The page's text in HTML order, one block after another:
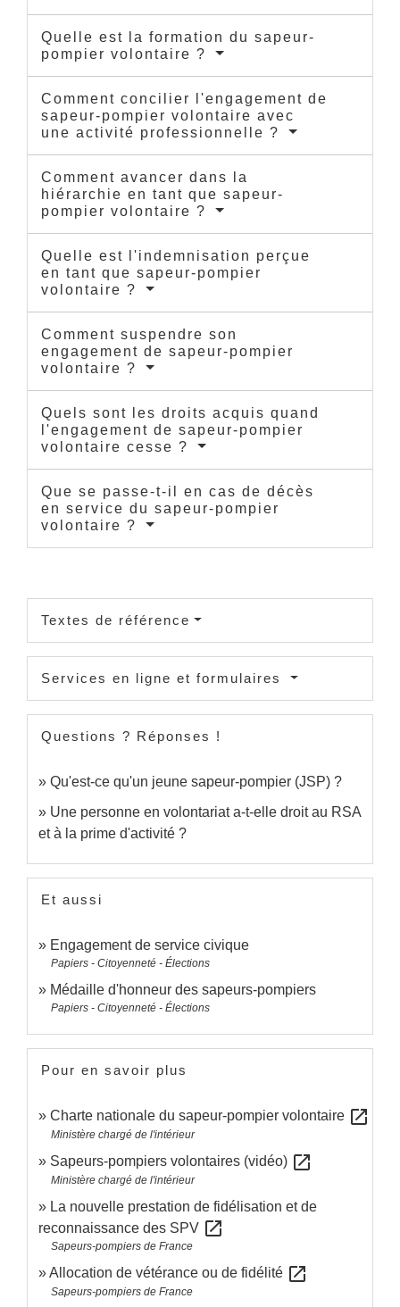
Quelle est la formation du sapeur-
pompier volontaire ?
Comment concilier l'engagement de
sapeur-pompier volontaire avec
une activité professionnelle ?
Comment avancer dans la
hiérarchie en tant que sapeur-
pompier volontaire ?
Quelle est l'indemnisation perçue
en tant que sapeur-pompier
volontaire ?
Comment suspendre son
engagement de sapeur-pompier
volontaire ?
Quels sont les droits acquis quand
l'engagement de sapeur-pompier
volontaire cesse ?
Que se passe-t-il en cas de décès
en service du sapeur-pompier
volontaire ?
Textes de référence
Services en ligne et formulaires
Questions ? Réponses !
Qu'est-ce qu'un jeune sapeur-pompier (JSP) ?
Une personne en volontariat a-t-elle droit au RSA
et à la prime d'activité ?
Et aussi
Engagement de service civique
Papiers - Citoyenneté - Élections
Médaille d'honneur des sapeurs-pompiers
Papiers - Citoyenneté - Élections
Pour en savoir plus
Charte nationale du sapeur-pompier volontaire open_in_new
Ministère chargé de l'intérieur
Sapeurs-pompiers volontaires (vidéo) open_in_new
Ministère chargé de l'intérieur
La nouvelle prestation de fidélisation et de
reconnaissance des SPV open_in_new
Sapeurs-pompiers de France
Allocation de vétérance ou de fidélité open_in_new
Sapeurs-pompiers de France